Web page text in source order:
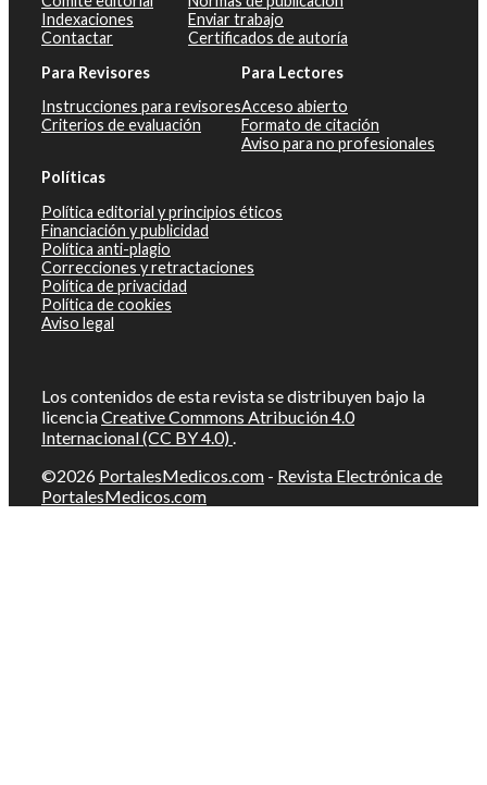
Indexaciones
Contactar
Enviar trabajo
Certificados de autoría
Para Revisores
Instrucciones para revisores
Criterios de evaluación
Para Lectores
Acceso abierto
Formato de citación
Aviso para no profesionales
Políticas
Política editorial y principios éticos
Financiación y publicidad
Política anti-plagio
Correcciones y retractaciones
Política de privacidad
Política de cookies
Aviso legal
Los contenidos de esta revista se distribuyen bajo la
licenciaCreative Commons Atribución 4.0
Internacional (CC BY 4.0) .
©2026 PortalesMedicos.com - Revista Electrónica de
PortalesMedicos.com